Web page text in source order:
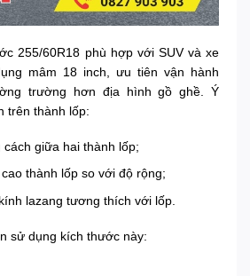
255/60R18 phù hợp với SUV và xe
mâm 18 inch, ưu tiên vận hành
trường hơn địa hình gồ ghề. Ý
trên thành lốp:
cách giữa hai thành lốp;
thành lốp so với độ rộng;
lazang tương thích với lốp.
sử dụng kích thước này: